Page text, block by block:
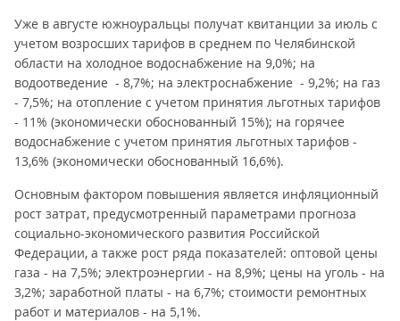
Уже в августе южноуральцы получат квитанции за июль с
учетом возросших тарифов в среднем по Челябинской
области на холодное водоснабжение на 9,0%; на
водоотведение - 8,7%; на электроснабжение - 9,2%; на газ
- 7,5%; на отопление с учетом принятия льготных тарифов
- 11% (экономически обоснованный 15%); на горячее
водоснабжение с учетом принятия льготных тарифов -
13,6% (экономически обоснованный 16,6%).
Основным фактором повышения является инфляционный
рост затрат, предусмотренный параметрами прогноза
социально-экономического развития Российской
Федерации, а также рост ряда показателей: оптовой цены
газа - на 7,5%; электроэнергии - на 8,9%; цены на уголь - на
3,2%; заработной платы - на 6,7%; стоимости ремонтных
работ и материалов - на 5,1%.